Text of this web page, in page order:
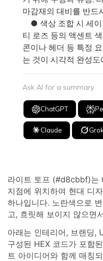
마감재의 대비를 반드
● 색상 조합 시 세이
티 로즈 등의 액센트
콘이나 헤더 등 특정
는 것이 시각적 완성도
Ask AI for a summary
ChatGPT
Claude Grok
라이트 토프 (#d8cbbf)는
지점에 위치하여 현대 디
하나입니다. 노란색으로
고, 흐릿해 보이지 않으면
아래는 인테리어, 브랜딩,
구성된 HEX 코드가 포함
트 아이디어와 함께 매칭